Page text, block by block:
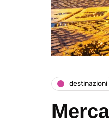
destinazioni